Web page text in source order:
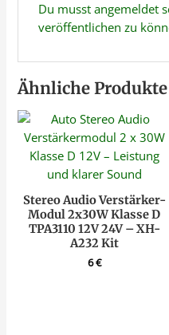
Du musst angemeldet
veröffentlichen zu
Ähnliche Produkte
Stereo Audio Verstärker-
Modul 2x30W Klasse D
TPA3110 12V 24V – XH-
A232 Kit
6€